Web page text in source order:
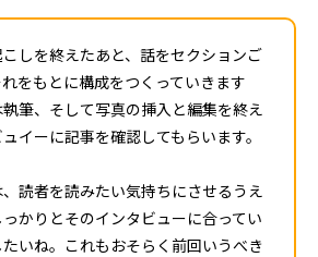
しを終えたあと、話をセクションご
をもとに構成をつくっていきます
筆、そして写真の挿入と編集を終え
イーに記事を確認してもらいます。
読者を読みたい気持ちにさせるうえ
かりとそのインタビューに合ってい
いね。これもおそらく前回いうべき